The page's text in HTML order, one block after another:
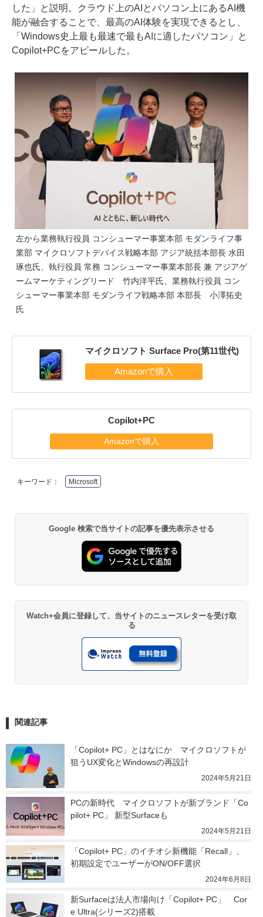
した」と説明。クラウド上のAIとパソコン上にあるAI機
能が融合することで、最高のAI体験を実現できるとし、
「Windows史上最も最速で最もAIに適したパソコン」と
Copilot+PCをアピールした。
左から業務執行役員 コンシューマー事業本部 モダンライフ事
業部 マイクロソフトデバイス戦略本部 アジア統括本部長 水田
琢也氏、執行役員 常務 コンシューマー事業本部長 兼 アジアゲ
ームマーケティングリード 竹内洋平氏、業務執行役員 コン
シューマー事業本部 モダンライフ戦略本部 本部長 小澤拓史
氏
マイクロソフト Surface Pro(第11世代)
Copilot+PC
Amazonで購入
キーワード： Microsoft
Google 検索で当サイトの記事を優先表示させる
Watch+会員に登録して、当サイトのニュースレターを受け取
る
関連記事
「Copilot+ PC」とはなにか　マイクロソフトが
狙うUX変化とWindowsの再設計
2024年5月21日
PCの新時代　マイクロソフトが新ブランド「Co
pilot+ PC」 新型Surfaceも
2024年5月21日
「Copilot+ PC」のイチオシ新機能「Recall」、
初期設定でユーザーがON/OFF選択
2024年6月8日
新Surfaceは法人市場向け「Copilot+ PC」　Cor
e Ultra(シリーズ2)搭載